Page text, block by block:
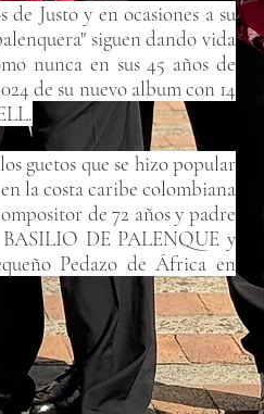
Justo y en ocasiones a su
siguen dando vida
nunca en sus 45 años de
de su nuevo album con 14
guetos que se hizo popular
la costa caribe colombiana
de 72 años y padre
DE PALENQUE y
Pedazo de África en